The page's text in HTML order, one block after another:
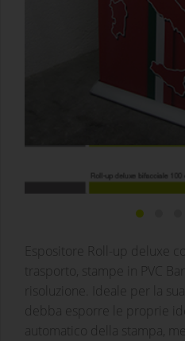
Espositore Roll-up deluxe
trasporto, stampe in PVC
risoluzione. Ideale per la
debba esporre le proprie
automatico della stampa,